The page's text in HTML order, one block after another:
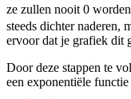
ze zullen nooit 0
steeds dichter naderen,
ervoor dat je grafiek dit
Door deze stappen te
een exponentiële functie